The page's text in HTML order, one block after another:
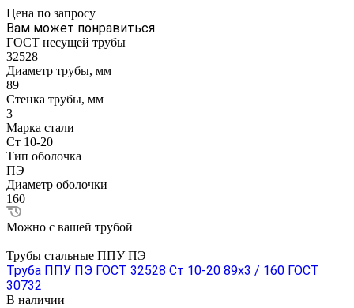
Цена по запросу
Вам может понравиться
ГОСТ несущей трубы
32528
Диаметр трубы, мм
89
Стенка трубы, мм
3
Марка стали
Ст 10-20
Тип оболочка
ПЭ
Диаметр оболочки
160
Можно с вашей трубой
Трубы стальные ППУ ПЭ
Труба ППУ ПЭ ГОСТ 32528 Ст 10-20 89x3 / 160 ГОСТ
30732
В наличии